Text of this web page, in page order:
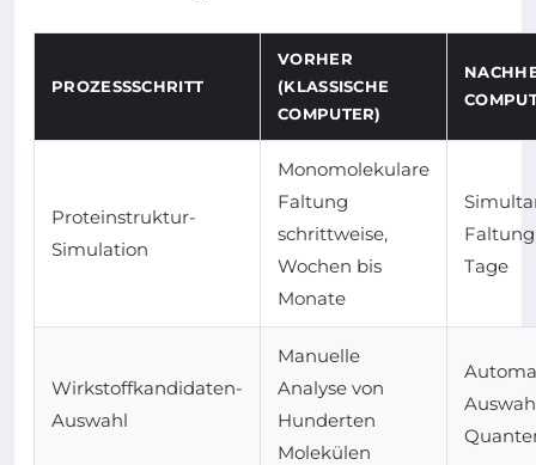
PROZESSSCHRITT
VORHER
(KLASSISCHE
COMPUTER)
Proteinstruktur-
Simulation
Monomolekulare
Faltung
schrittweise,
Wochen bis
Monate
Tage
Wirkstoffkandidaten-
Auswahl
Manuelle
Analyse von
Hunderten
Molekülen